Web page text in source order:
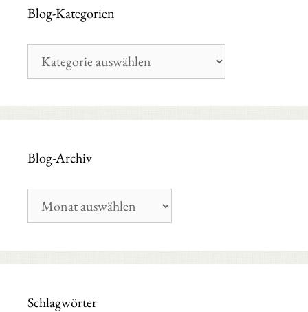
Blog-Kategorien
Kategorien
Blog-Archiv
Archiv
Schlagwörter